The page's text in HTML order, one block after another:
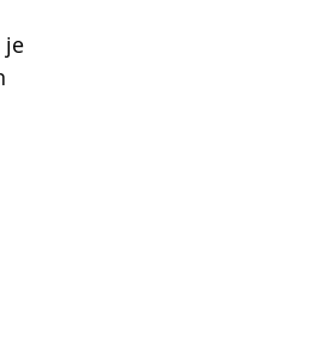
je